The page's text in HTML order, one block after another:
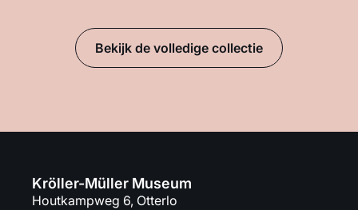
Bekijk de volledige collectie
Kröller-Müller Museum
Houtkampweg 6, Otterlo